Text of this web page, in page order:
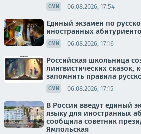
СМИ 06.08.2026, 17:54
Единый экзамен по
иностранных
СМИ 06.08.2026, 17:16
Российская школьница
лингвистических сказок,
запомнить правила
СМИ 06.08.2026, 17:15
В России введут единый
языку для иностранных
сообщила советник
Ямпольская